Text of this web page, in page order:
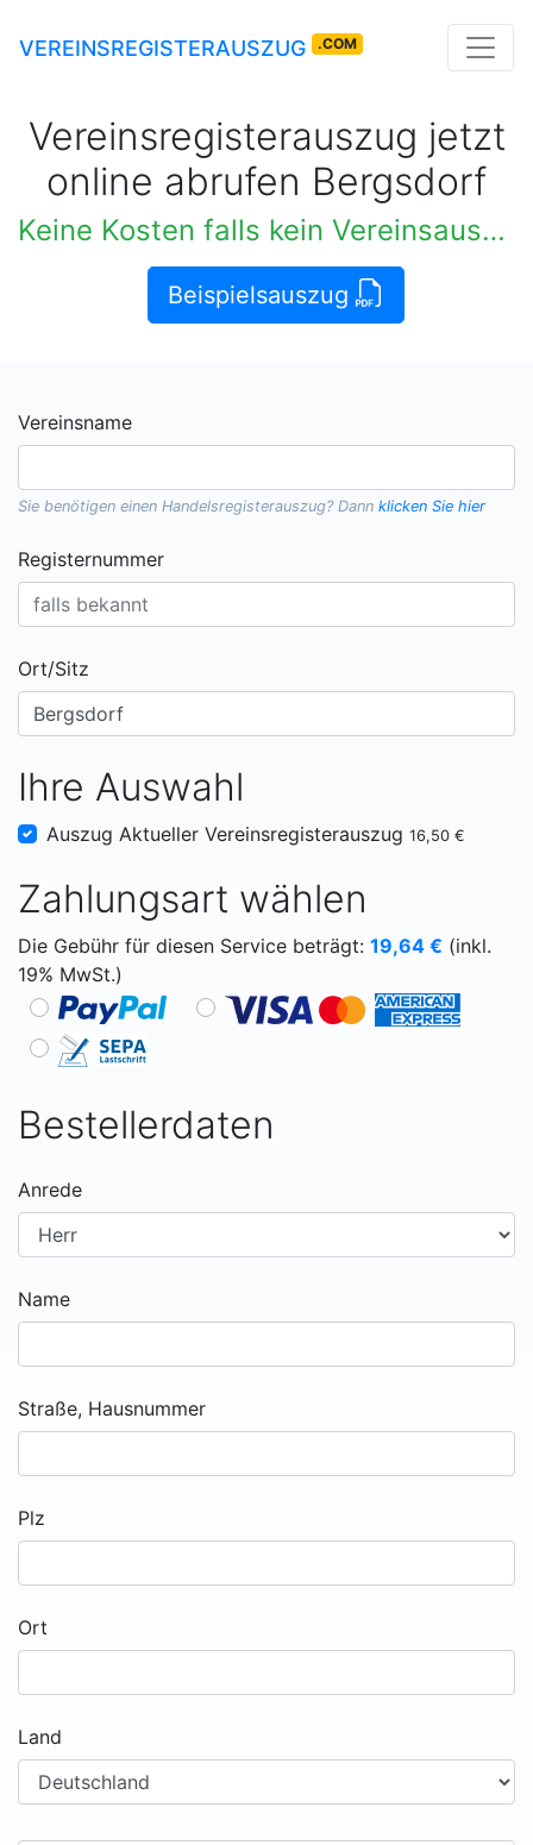
VEREINSREGISTERAUSZUG .COM
Vereinsregisterauszug jetzt
online abrufen Bergsdorf
Keine Kosten falls kein Vereinsauszug verfügbar
Beispielsauszug
Vereinsname
Sie benötigen einen Handelsregisterauszug? Dann klicken Sie hier
Registernummer
Ort/Sitz
Ihre Auswahl
Auszug Aktueller Vereinsregisterauszug 16,50 €
Zahlungsart wählen
Die Gebühr für diesen Service beträgt: 19,64 € (inkl.
19% MwSt.)
Bestellerdaten
Anrede
Name
Straße, Hausnummer
Plz
Ort
Land